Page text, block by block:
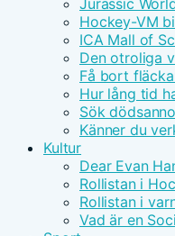
Jurassic
Hockey-VM
ICA Mall of
Den otroliga
Få bort
Hur lång tid
Sök
Känner du
Kultur
Dear Evan
Rollistan i
Rollistan i
Vad är en